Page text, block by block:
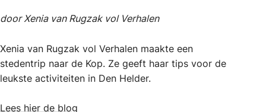
door Xenia van Rugzak vol Verhalen
Xenia van Rugzak vol Verhalen maakte een
stedentrip naar de Kop. Ze geeft haar tips voor de
leukste activiteiten in Den Helder.
Lees hier de blog